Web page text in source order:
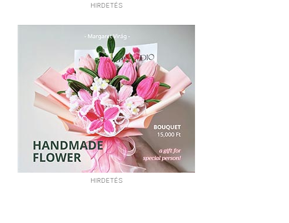
HIRDETÉS
HIRDETÉS